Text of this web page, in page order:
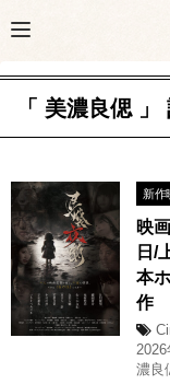
「 美濃良偲
新作
映
日/
本
作
2026
濃良